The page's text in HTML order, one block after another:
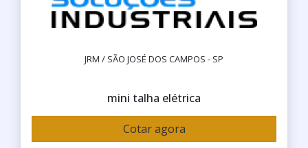
JRM / SÃO JOSÉ DOS CAMPOS - SP
mini talha elétrica
Cotar agora